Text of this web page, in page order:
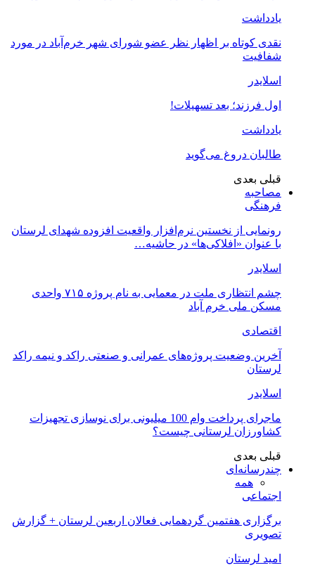
یادداشت
نقدی کوتاه بر اظهار نظر عضو شورای شهر خرم‌آباد در مورد
شفافیت
اسلایدر
اول فرزند؛ بعد تسهیلات!
یادداشت
طالبان دروغ می‌گوید
قبلی بعدی
مصاحبه
فرهنگی
رونمایی از نخستین نرم‌افزار واقعیت افزوده شهدای لرستان
با عنوان «افلاکی‌ها» در حاشیه…
اسلایدر
چشم انتظاری ملت در معمایی به نام پروژه ۷۱۵ واحدی
مسکن ملی خرم آباد
اقتصادی
آخرین وضعیت پروژه‌های عمرانی و صنعتی راکد و نیمه راکد
لرستان
اسلایدر
ماجرای پرداخت وام 100 میلیونی برای نوسازی تجهیزات
کشاورزان لرستانی چیست؟
قبلی بعدی
چندرسانه‌ای
همه
اجتماعی
برگزاری هفتمین گردهمایی فعالان اربعین لرستان + گزارش
تصویری
امید لرستان